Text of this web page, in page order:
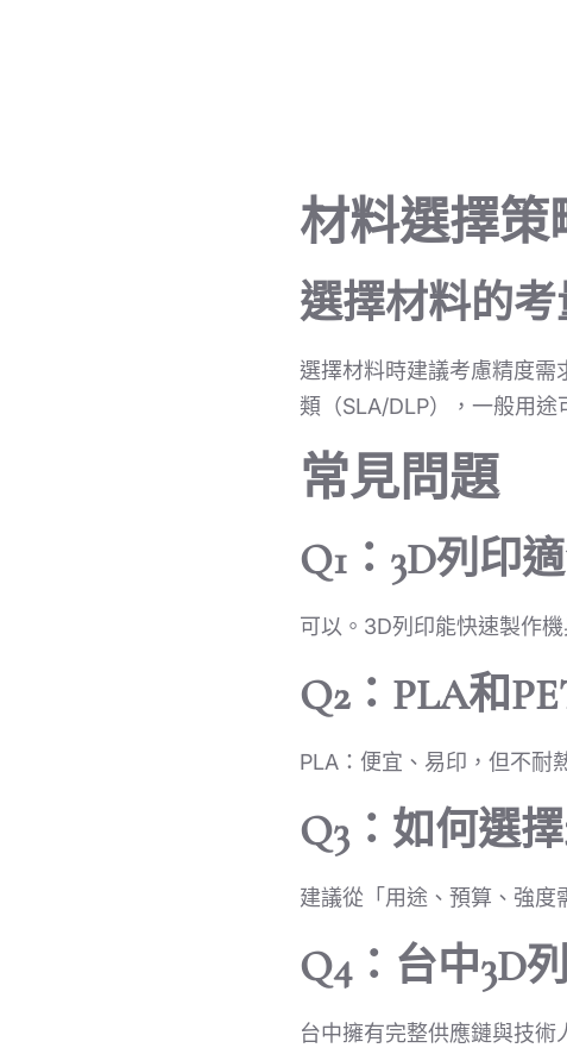
材料選擇策
選擇材料的考
選擇材料時建議考慮精度需
類（SLA/DLP），一般用途
常見問題
Q1：3D列印
可以。3D列印能快速製作
Q2：PLA和
PLA：便宜、易印，但不耐
Q3：如何選
建議從「用途、預算、強度
Q4：台中3D
台中擁有完整供應鏈與技術